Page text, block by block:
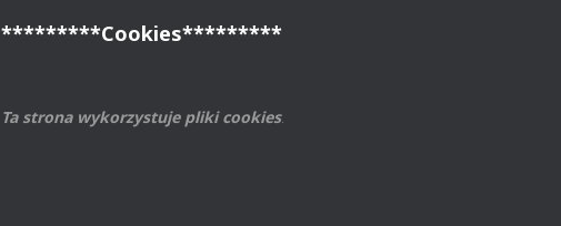
*********Cookies*********
Ta strona wykorzystuje pliki cookies.